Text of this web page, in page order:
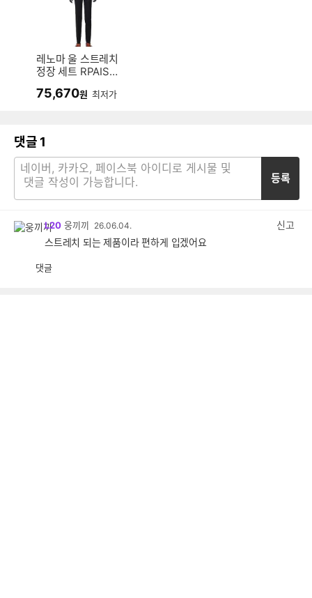
레노마 울 스트레치
정장 세트 RPAISJ7
75,670원 최저가
댓글 1
등록
L20 웅끼끼 26.06.04.
신고
스트레치 되는 제품이라 편하게 입겠어요
댓글